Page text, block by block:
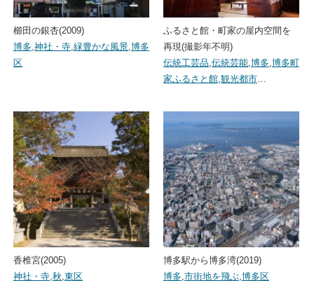
櫛田の銀杏(2009)
博多,神社・寺,緑豊かな風景,博多
区
ふるさと館・町家の屋内空間を
再現(撮影年不明)
伝統工芸品,伝統芸能,博多,博多町
家ふるさと館,観光都市…
香椎宮(2005)
神社・寺,秋,東区
博多駅から博多湾(2019)
博多,市街地を飛ぶ,博多区